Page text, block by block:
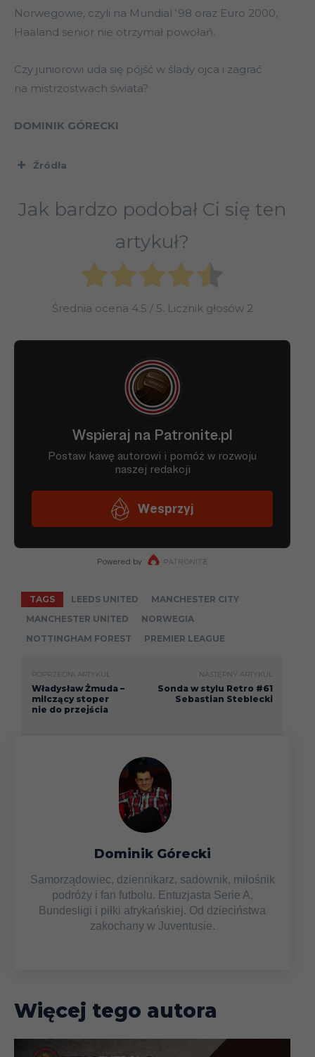
Norwegowie, czyli na Mundial ‘98 oraz Euro 2000,
Haaland senior nie otrzymał powołań.
Czy juniorowi uda się pójść w ślady ojca i zagrać
na mistrzostwach świata?
DOMINIK GÓRECKI
Źródła
Jak bardzo podobał Ci się ten
artykuł?
Średnia ocena 4.5 / 5. Licznik głosów 2
TAGS LEEDS UNITED
MANCHESTER CITY
MANCHESTER UNITED
NORWEGIA
NOTTINGHAM FOREST
PREMIER LEAGUE
POPRZEDNI ARTYKUŁ
Władysław Żmuda –
milczący stoper
nie do przejścia
NASTĘPNY ARTYKUŁ
Sonda w stylu Retro #61
Sebastian Steblecki
Dominik Górecki
Samorządowiec, dziennikarz, sadownik, miłośnik
podróży i fan futbolu. Entuzjasta Serie A,
Bundesligi i piłki afrykańskiej. Od dzieciństwa
zakochany w Juventusie.
Więcej tego autora